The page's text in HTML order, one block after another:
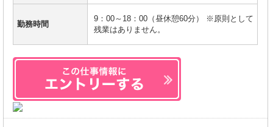
勤務時間
9：00～18：00（昼休憩60分） ※原則として
残業はありません。